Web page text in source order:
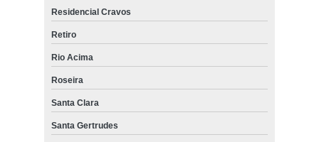
Residencial Cravos
Retiro
Rio Acima
Roseira
Santa Clara
Santa Gertrudes